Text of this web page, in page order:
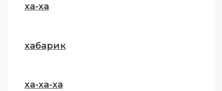
ха-ха
хабарик
ха-ха-ха